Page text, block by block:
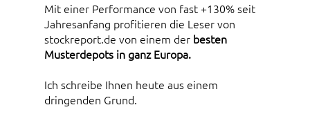
Mit einer Performance von fast +130% seit
Jahresanfang profitieren die Leser von
stockreport.de von einem der besten
Musterdepots in ganz Europa.
Ich schreibe Ihnen heute aus einem
dringenden Grund.